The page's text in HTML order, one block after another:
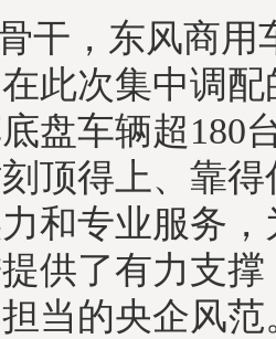
干，东风商用
此次集中调
盘车辆超180
顶得上、靠
和专业服务
供了有力支
当的央企风范